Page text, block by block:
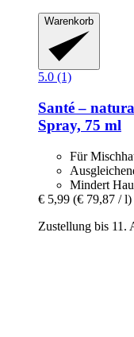
Warenkorb
5.0 (1)
Santé –
Spray, 75 ml
Für
Mindert
€ 5,99 (€ 79,87 / l)
Zustellung bis 11.